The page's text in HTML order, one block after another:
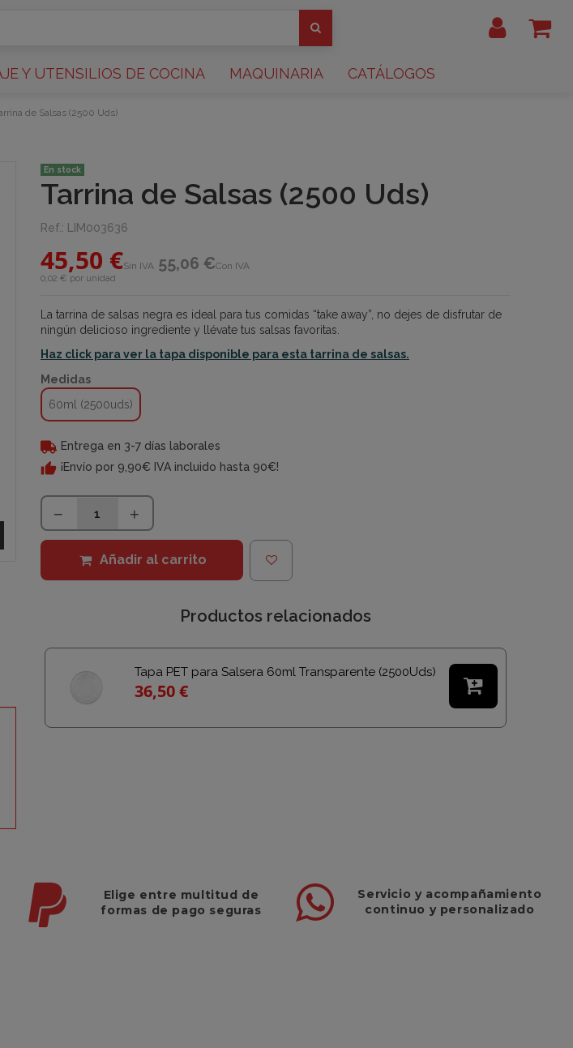
Y UTENSILIOS DE COCINA MAQUINARIA CATÁLOGOS
de Salsas (2500 Uds)
En stock
Tarrina de Salsas (2500 Uds)
Ref.: LIM003636
45,50 €Sin IVA 55,06 €Con IVA
0,02 € por unidad
La tarrina de salsas negra es ideal para tus comidas “take away”, no dejes de disfrutar de
ningún delicioso ingrediente y llévate tus salsas favoritas.
Haz click para ver la tapa disponible para esta tarrina de salsas.
Medidas
60ml (2500uds)
Entrega en 3-7 días laborales
¡Envío por 9,90€ IVA incluido hasta 90€!
Añadir al carrito
Productos relacionados
Tapa PET para Salsera 60ml Transparente (2500Uds)
36,50 € 
Elige entre multitud de
formas de pago seguras
Servicio y acompañamiento
continuo y personalizado